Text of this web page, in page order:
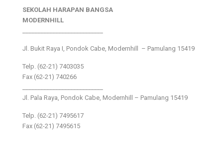
SEKOLAH HARAPAN BANGSA
MODERNHILL
Jl. Bukit Raya I, Pondok Cabe, Modernhill – Pamulang 15419
Telp. (62-21) 7403035
Fax (62-21) 740266
Jl. Pala Raya, Pondok Cabe, Modernhill – Pamulang 15419
Telp. (62-21) 7495617
Fax (62-21) 7495615